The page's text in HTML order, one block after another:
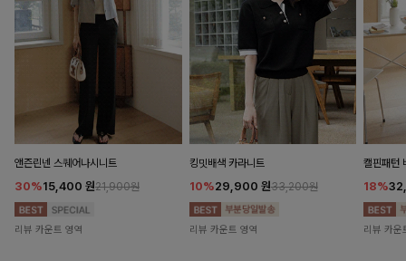
앤즌린넨 스퀘어나시니트
30%15,400 원21,900원
리뷰 카운트 영역
킹밋배색 카라니트
10%29,900 원33,200원
리뷰 카운트 영역
캘핀패턴
18%
리뷰 카운